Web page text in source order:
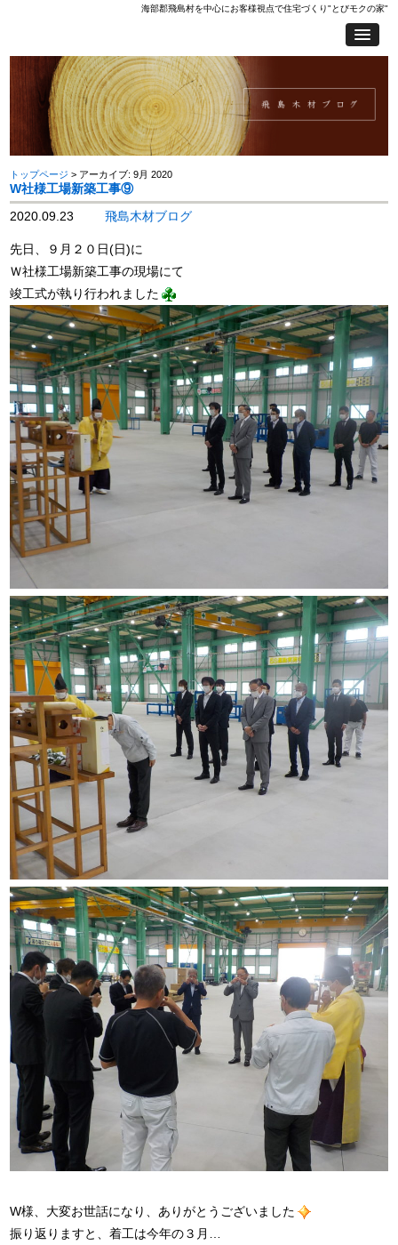
海部郡飛島村を中心にお客様視点で住宅づくり"とびモクの家"
トップページ > アーカイブ: 9月 2020
W社様工場新築工事⑨
2020.09.23
飛島木材ブログ
先日、９月２０日(日)に
Ｗ社様工場新築工事の現場にて
竣工式が執り行われました
W様、大変お世話になり、ありがとうございました
振り返りますと、着工は今年の３月…